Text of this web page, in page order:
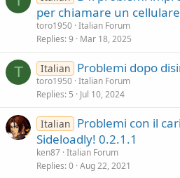
per chiamare un cellulare
toro1950 Italian Forum
Replies 9 Mar 18, 2025
T Italian Problemi dopo
toro1950 Italian Forum
Replies 5 Jul 10, 2024
Italian Problemi con il
Sideloadly! 0.2.1.1
ken87 Italian Forum
Replies 0 Aug 22, 2021